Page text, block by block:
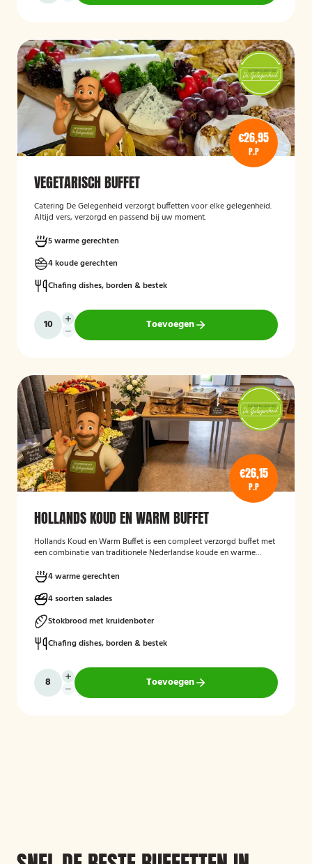
€26,95
P.P
VEGETARISCH BUFFET
Catering De Gelegenheid verzorgt buffetten voor elke gelegenheid.
Altijd vers, verzorgd en passend bij uw moment.
5 warme gerechten
4 koude gerechten
Chafing dishes, borden & bestek
Toevoegen
€26,15
P.P
HOLLANDS KOUD EN WARM BUFFET
Hollands Koud en Warm Buffet is een compleet verzorgd buffet met
een combinatie van traditionele Nederlandse koude en warme
bedrijfsbijeenkomsten en andere gelegenheden, en biedt een
gevarieerde keuze aan salades, warme vleesgerechten en
bijgerechten, zodat er voor iedere gast iets lekkers bij zit. Het buffet
wordt verzorgd geleverd en is bedoeld om gasten op een
toegankelijke en smakelijke manier te laten genieten van een typisch
Hollands buffetconcept.
4 warme gerechten
4 soorten salades
Stokbrood met kruidenboter
Chafing dishes, borden & bestek
Toevoegen